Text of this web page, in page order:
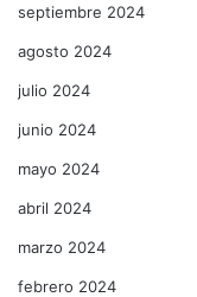
septiembre 2024
agosto 2024
julio 2024
junio 2024
mayo 2024
abril 2024
marzo 2024
febrero 2024